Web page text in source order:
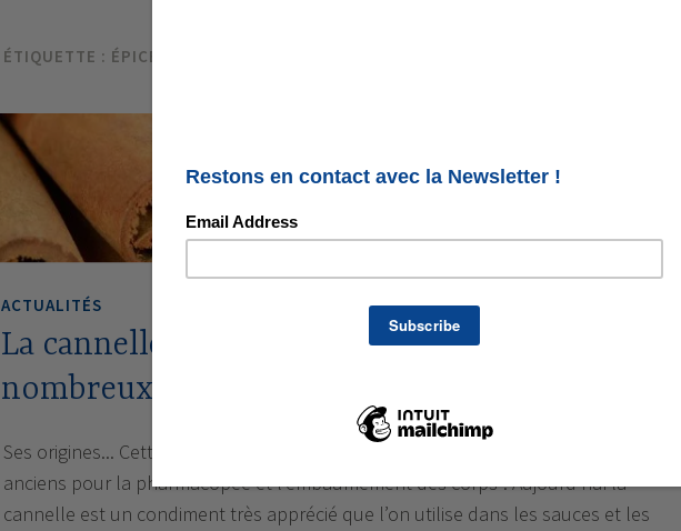
ÉTIQUETTE : ÉPICES
ACTUALITÉS
La cannelle : une épice de Noël aux
nombreux bienfaits !
Ses origines... Cette épice ancestrale était déjà cultivée et utilisée par les Égyptiens
anciens pour la pharmacopée et l’embaumement des corps ! Aujourd’hui la
cannelle est un condiment très apprécié que l’on utilise dans les sauces et les